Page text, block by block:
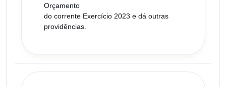
Orçamento
do corrente Exercício 2023 e dá outras
providências.